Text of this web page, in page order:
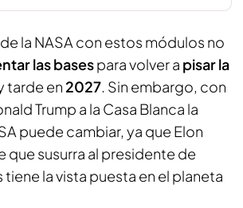
la NASA con estos módulos no
las basespara volver a pisar la
tarde en 2027. Sin embargo, con
Trump a la Casa Blanca la
puede cambiar, ya que Elon
que susurra al presidente de
la vista puesta en el planeta